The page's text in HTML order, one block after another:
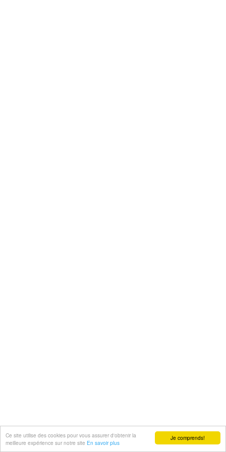
Je comprends!
Ce site utilise des cookies pour vous assurer d'obtenir la
meilleure expérience sur notre site En savoir plus